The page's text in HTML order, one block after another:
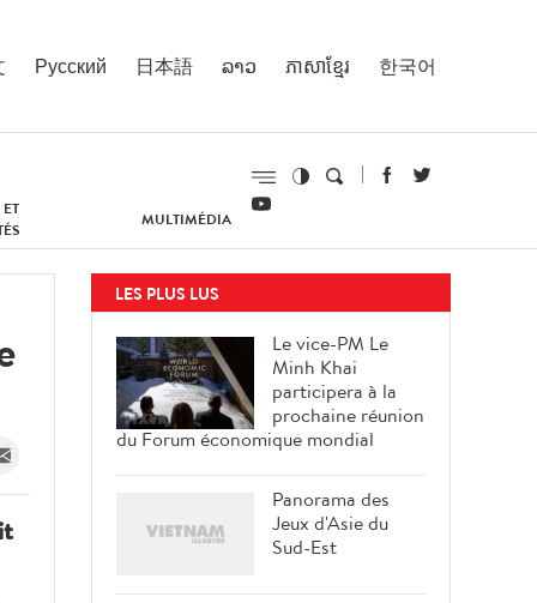
Русский 日本語 ລາວ ភាសាខ្មែរ 한국어
MULTIMÉDIA
LES PLUS LUS
Le vice-PM Le
Minh Khai
participera à la
prochaine réunion
du Forum économique mondial
Panorama des
Jeux d'Asie du
Sud-Est